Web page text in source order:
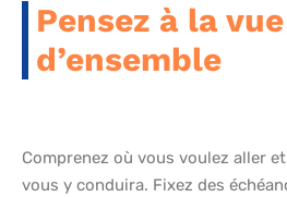
Pensez à la vue
d’ensemble
Comprenez où vous voulez aller
vous y conduira. Fixez des